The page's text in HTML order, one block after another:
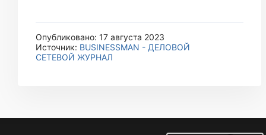
Опубликовано: 17 августа 2023
Источник: BUSINESSMAN - ДЕЛОВОЙ
СЕТЕВОЙ ЖУРНАЛ